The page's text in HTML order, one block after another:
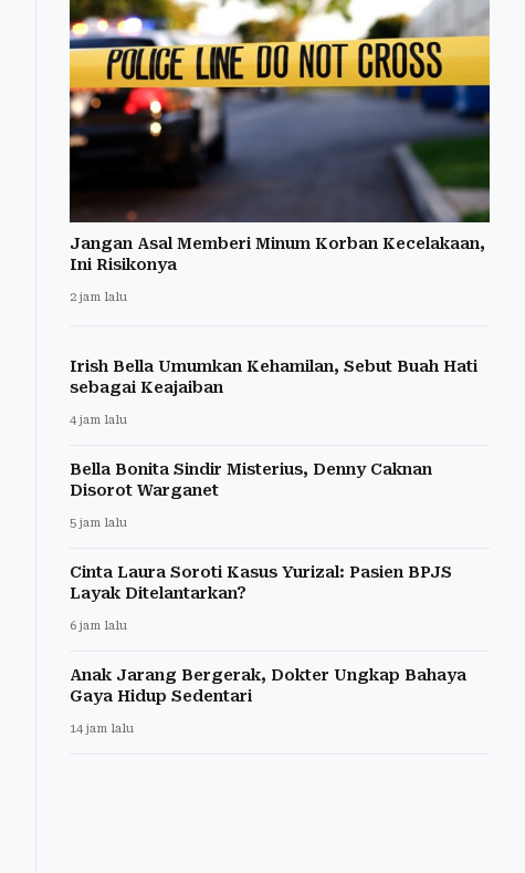
Jangan Asal Memberi Minum Korban Kecelakaan,
Ini Risikonya
2 jam lalu
Irish Bella Umumkan Kehamilan, Sebut Buah Hati
sebagai Keajaiban
4 jam lalu
Bella Bonita Sindir Misterius, Denny Caknan
Disorot Warganet
5 jam lalu
Cinta Laura Soroti Kasus Yurizal: Pasien BPJS
Layak Ditelantarkan?
6 jam lalu
Anak Jarang Bergerak, Dokter Ungkap Bahaya
Gaya Hidup Sedentari
14 jam lalu